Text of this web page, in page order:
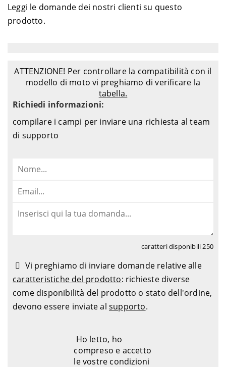
Leggi le domande dei nostri clienti su questo
prodotto.
ATTENZIONE! Per controllare la compatibilità con il
modello di moto vi preghiamo di verificare la
tabella.
Richiedi informazioni:
compilare i campi per inviare una richiesta al team
di supporto
caratteri disponibili250
Vi preghiamo di inviare domande relative alle
caratteristiche del prodotto: richieste diverse
come disponibilità del prodotto o stato dell'ordine,
devono essere inviate al supporto.
Ho letto, ho
compreso e accetto
le vostre condizioni